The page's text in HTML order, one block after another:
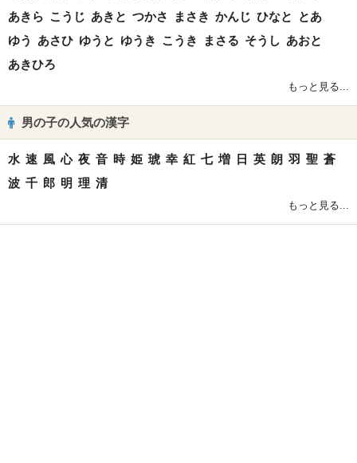
あきら こうじ あきと つかさ まさき かんじ ひなと
とあ
ゆう
あさひ ゆうと ゆうき こうき まさる そうし あおと
あきひろ
もっと見る...
男の子の人気の漢字
水 速 風 心 夜 音 時 姫 琥 幸 紅 七 増 日 英 朗 羽 聖 蒼
波 千 郎 明 理 清
もっと見る...